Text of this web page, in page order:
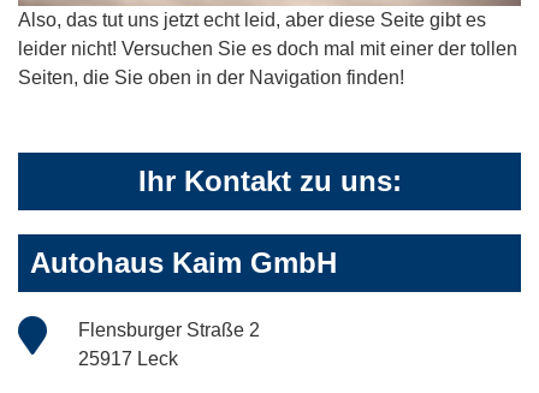
Also, das tut uns jetzt echt leid, aber diese Seite gibt es
leider nicht! Versuchen Sie es doch mal mit einer der tollen
Seiten, die Sie oben in der Navigation finden!
Ihr Kontakt zu uns:
Autohaus Kaim GmbH
Flensburger Straße 2
25917 Leck